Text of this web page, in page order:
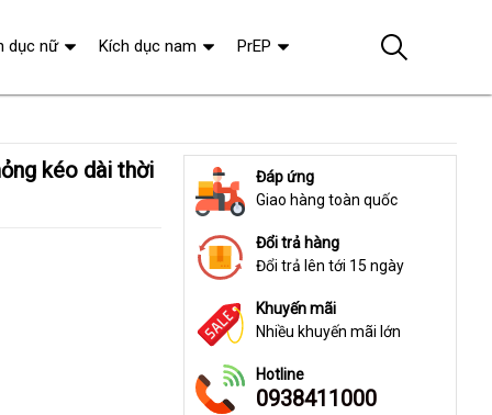
Đáp ứng
Giao hàng toàn quốc
Đổi trả hàng
Đổi trả lên tới 15 ngày
Khuyến mãi
Nhiều khuyến mãi lớn
Hotline
0938411000
dục nữ Kích dục nam PrEP